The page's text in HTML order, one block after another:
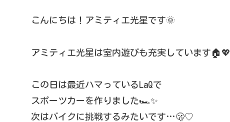
こんにちは！アミティエ光星です🌞
アミティエ光星は室内遊びも充実しています🏠💖
この日は最近ハマっているLaQで
スポーツカーを作りました🏎️✨
次はバイクに挑戦するみたいです…🫢♡